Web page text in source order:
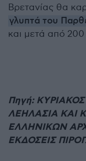
Βρετανίας θα
γλυπτά του
και μετά από
Πηγή:
ΛΕΗΛΑΣΙΑ ΚΑΙ
ΕΛΛΗΝΙΚΩΝ
ΕΚΔΟΣΕΙΣ